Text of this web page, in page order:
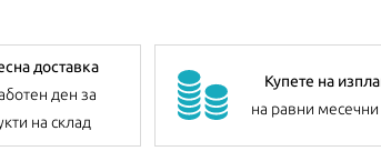
доставка
ден за
на склад
Купете на
на равни месечни